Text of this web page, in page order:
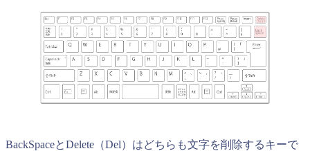
BackSpaceとDelete（Del）はどちらも文字を削除するキーで